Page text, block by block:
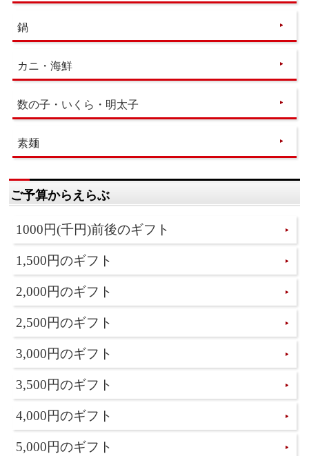
鍋
カニ・海鮮
数の子・いくら・明太子
素麺
ご予算からえらぶ
1000円(千円)前後のギフト
1,500円のギフト
2,000円のギフト
2,500円のギフト
3,000円のギフト
3,500円のギフト
4,000円のギフト
5,000円のギフト